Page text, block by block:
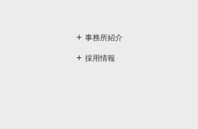
事務所紹介
採用情報